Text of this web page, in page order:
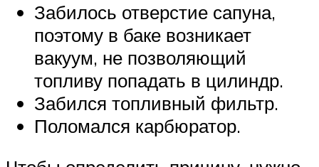
Забилось отверстие сапуна,
поэтому в баке возникает
вакуум, не позволяющий
топливу попадать в цилиндр.
Забился топливный фильтр.
Поломался карбюратор.